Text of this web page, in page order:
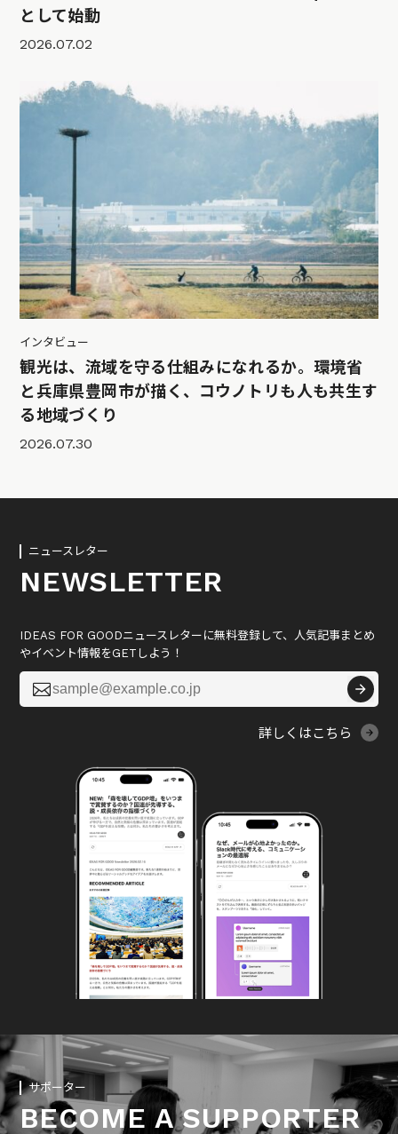
として始動
2026.07.02
インタビュー
観光は、流域を守る仕組みになれるか。環境省
と兵庫県豊岡市が描く、コウノトリも人も共生す
る地域づくり
2026.07.30
ニュースレター
NEWSLETTER
IDEAS FOR GOODニュースレターに無料登録して、人気記事まとめ
やイベント情報をGETしよう！

詳しくはこちら
サポーター
BECOME A SUPPORTER